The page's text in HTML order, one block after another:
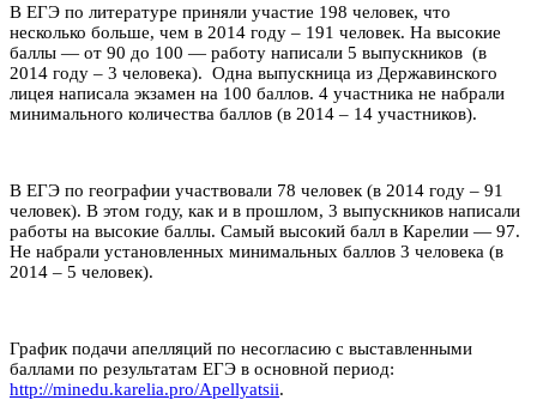
В ЕГЭ по литературе приняли участие 198 человек, что
несколько больше, чем в 2014 году – 191 человек. На высокие
баллы — от 90 до 100 — работу написали 5 выпускников (в
2014 году – 3 человека). Одна выпускница из Державинского
лицея написала экзамен на 100 баллов. 4 участника не набрали
минимального количества баллов (в 2014 – 14 участников).
В ЕГЭ по географии участвовали 78 человек (в 2014 году – 91
человек). В этом году, как и в прошлом, 3 выпускников написали
работы на высокие баллы. Самый высокий балл в Карелии — 97.
Не набрали установленных минимальных баллов 3 человека (в
2014 – 5 человек).
График подачи апелляций по несогласию с выставленными
баллами по результатам ЕГЭ в основной период:
http://minedu.karelia.pro/Apellyatsii.